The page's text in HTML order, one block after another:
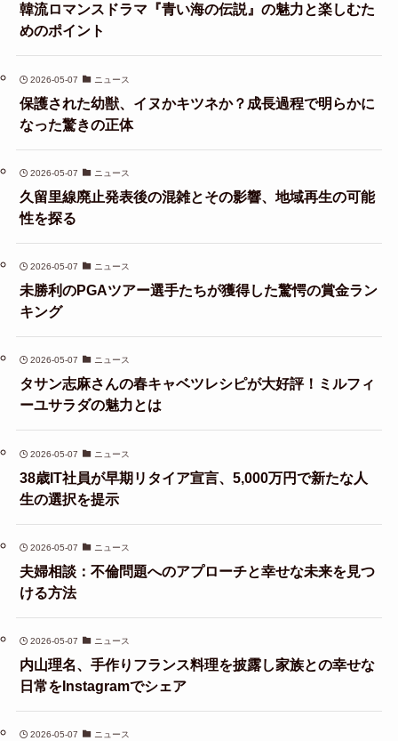
韓流ロマンスドラマ『青い海の伝説』の魅力と楽しむた
めのポイント
2026-05-07 ニュース
保護された幼獣、イヌかキツネか？成長過程で明らかに
なった驚きの正体
2026-05-07 ニュース
久留里線廃止発表後の混雑とその影響、地域再生の可能
性を探る
2026-05-07 ニュース
未勝利のPGAツアー選手たちが獲得した驚愕の賞金ラン
キング
2026-05-07 ニュース
タサン志麻さんの春キャベツレシピが大好評！ミルフィ
ーユサラダの魅力とは
2026-05-07 ニュース
38歳IT社員が早期リタイア宣言、5,000万円で新たな人
生の選択を提示
2026-05-07 ニュース
夫婦相談：不倫問題へのアプローチと幸せな未来を見つ
ける方法
2026-05-07 ニュース
内山理名、手作りフランス料理を披露し家族との幸せな
日常をInstagramでシェア
2026-05-07 ニュース